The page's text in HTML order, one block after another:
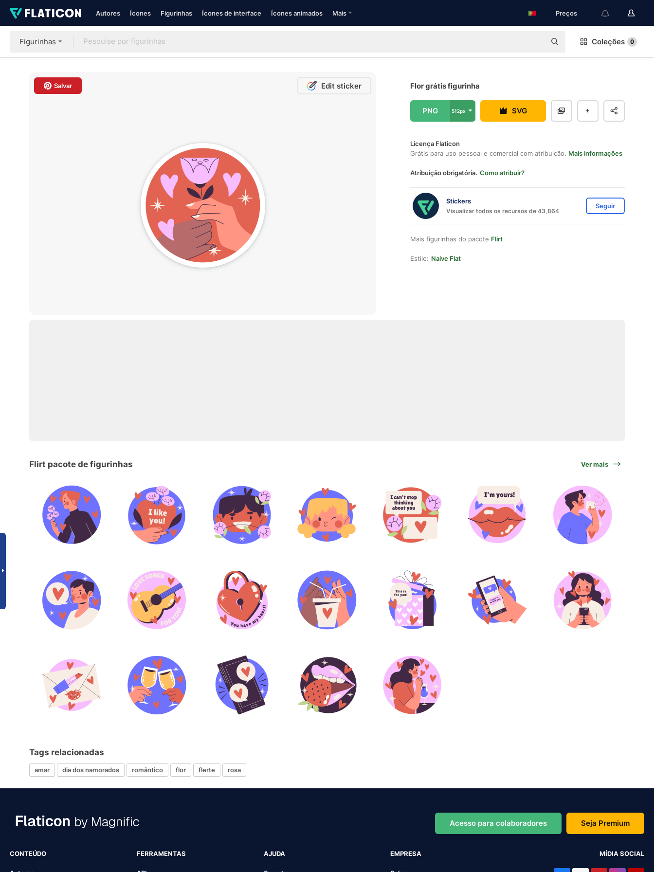
Autores Ícones Figurinhas Ícones de interface Ícones animados Mais Preços
Figurinhas Coleções 0
Salvar Edit sticker Flor grátis figurinha
PNG 512px SVG
Licença Flaticon
Grátis para uso pessoal e comercial com atribuição. Mais informações
Atribuição obrigatória. Como atribuir?
Stickers
Visualizar todos os recursos de 43,864
Seguir
Mais figurinhas do pacote Flirt
Estilo: Naive Flat
Flirt pacote de figurinhas Ver mais
Tags relacionadas
amar dia dos namorados romântico flor flerte rosa
Acesso para colaboradores Seja Premium
CONTEÚDO FERRAMENTAS AJUDA EMPRESA MÍDIA SOCIAL